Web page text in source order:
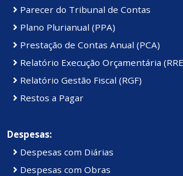
Parecer do Tribunal de Contas
Plano Plurianual (PPA)
Prestação de Contas Anual (PCA)
Relatório Execução Orçamentária
Relatório Gestão Fiscal (RGF)
Restos a Pagar
Despesas:
Despesas com Diárias
Despesas com Obras